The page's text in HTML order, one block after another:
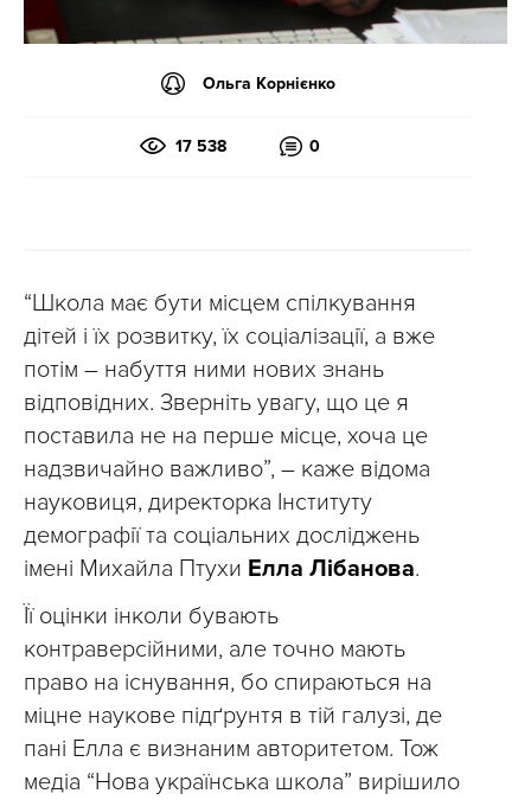
Ольга Корнієнко
17 538 0
“Школа має бути місцем спілкування
дітей і їх розвитку, їх соціалізації, а вже
потім – набуття ними нових знань
відповідних. Зверніть увагу, що це я
поставила не на перше місце, хоча це
надзвичайно важливо”, – каже відома
науковиця, директорка Інституту
демографії та соціальних досліджень
імені Михайла Птухи Елла Лібанова.
Її оцінки інколи бувають
контраверсійними, але точно мають
право на існування, бо спираються на
міцне наукове підґрунтя в тій галузі, де
пані Елла є визнаним авторитетом. Тож
медіа “Нова українська школа” вирішило